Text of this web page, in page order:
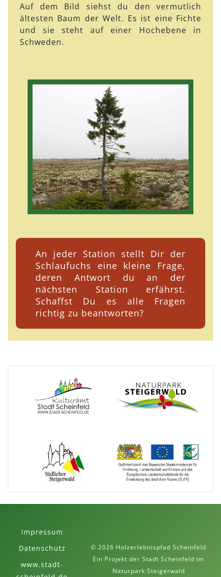
Auf dem Bild siehst du den vermutlich
ältesten Baum der Welt. Es ist eine Fichte
und sie steht auf einer Hochebene in
Schweden.
An jeder Station stellt Dir der
Schlaufuchs eine kleine Frage,
deren Antwort du an der
nächsten Station erfährst.
Schaffst Du es alle Fragen
richtig zu beantworten?
Impressum
Datenschutz
www.stadt-
© 2026 Holzerlebnispfad Scheinfeld
Ein Projekt der Stadt Scheinfeld im
Naturpark Steigerwald